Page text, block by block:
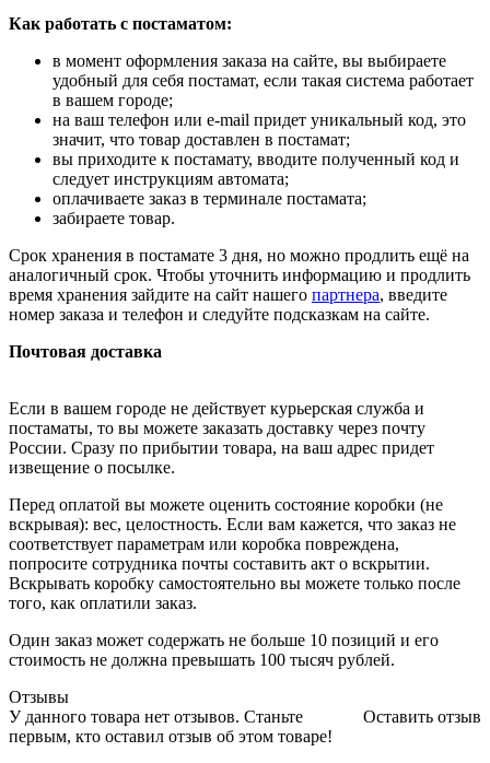
Как работать с постаматом:
в момент оформления заказа на сайте, вы выбираете
удобный для себя постамат, если такая система работает
в вашем городе;
на ваш телефон или e-mail придет уникальный код, это
значит, что товар доставлен в постамат;
вы приходите к постамату, вводите полученный код и
следует инструкциям автомата;
оплачиваете заказ в терминале постамата;
забираете товар.
Срок хранения в постамате 3 дня, но можно продлить ещё на
аналогичный срок. Чтобы уточнить информацию и продлить
время хранения зайдите на сайт нашего партнера, введите
номер заказа и телефон и следуйте подсказкам на сайте.
Почтовая доставка
Если в вашем городе не действует курьерская служба и
постаматы, то вы можете заказать доставку через почту
России. Сразу по прибытии товара, на ваш адрес придет
извещение о посылке.
Перед оплатой вы можете оценить состояние коробки (не
вскрывая): вес, целостность. Если вам кажется, что заказ не
соответствует параметрам или коробка повреждена,
попросите сотрудника почты составить акт о вскрытии.
Вскрывать коробку самостоятельно вы можете только после
того, как оплатили заказ.
Один заказ может содержать не больше 10 позиций и его
стоимость не должна превышать 100 тысяч рублей.
Отзывы
Оставить отзыв
У данного товара нет отзывов. Станьте
первым, кто оставил отзыв об этом товаре!